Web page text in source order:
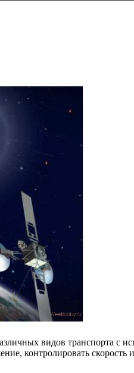
видов транспорта с
контролировать скорость